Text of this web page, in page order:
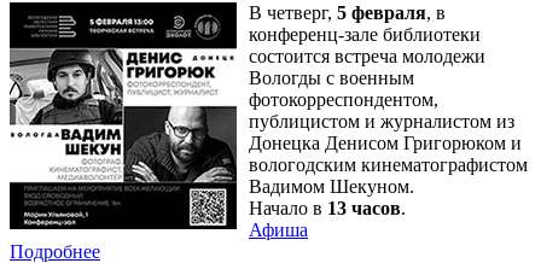
В четверг, 5 февраля, в
конференц-зале библиотеки
состоится встреча молодежи
Вологды с военным
фотокорреспондентом,
публицистом и журналистом из
Донецка Денисом Григорюком и
вологодским кинематографистом
Вадимом Шекуном.
Начало в 13 часов.
Афиша
Подробнее